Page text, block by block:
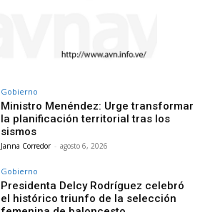
Gobierno
Ministro Menéndez: Urge transformar
la planificación territorial tras los
sismos
Janna Corredor - agosto 6, 2026
Gobierno
Presidenta Delcy Rodríguez celebró
el histórico triunfo de la selección